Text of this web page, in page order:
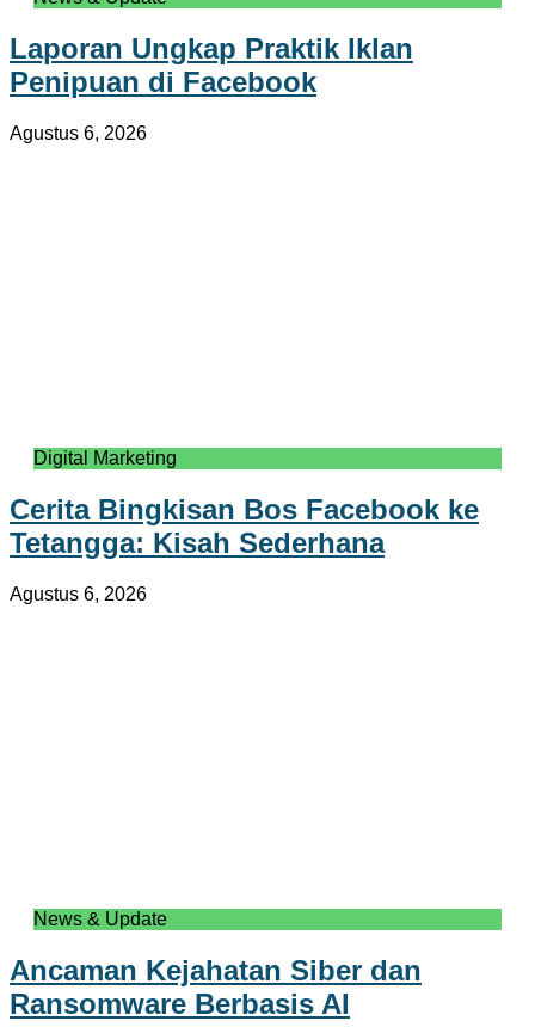
Laporan Ungkap Praktik Iklan
Penipuan di Facebook
Agustus 6, 2026
Digital Marketing
Cerita Bingkisan Bos Facebook ke
Tetangga: Kisah Sederhana
Agustus 6, 2026
News & Update
Ancaman Kejahatan Siber dan
Ransomware Berbasis AI